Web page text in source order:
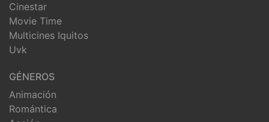
Cinestar
Movie Time
Multicines Iquitos
Uvk
GÉNEROS
Animación
Romántica